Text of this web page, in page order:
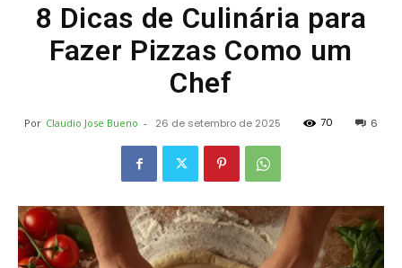
8 Dicas de Culinária para
Fazer Pizzas Como um
Chef
Por Claudio Jose Bueno - 26 de setembro de 2025 70 6